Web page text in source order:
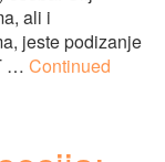
ali i
jeste podizanje
… Continued